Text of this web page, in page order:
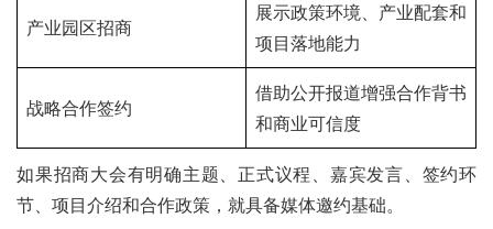
产业园区招商
展示政策环境、产业配套和
项目落地能力
战略合作签约
借助公开报道增强合作背书
和商业可信度
如果招商大会有明确主题、正式议程、嘉宾发言、签约环
节、项目介绍和合作政策，就具备媒体邀约基础。